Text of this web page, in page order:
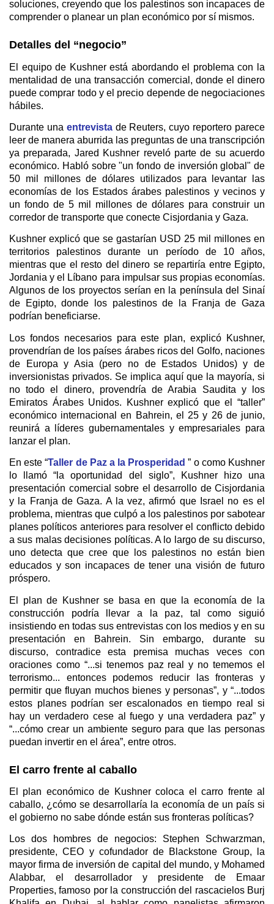
soluciones, creyendo que los palestinos son incapaces de
comprender o planear un plan económico por sí mismos.
Detalles del “negocio”
El equipo de Kushner está abordando el problema con la
mentalidad de una transacción comercial, donde el dinero
puede comprar todo y el precio depende de negociaciones
hábiles.
Durante una entrevistade Reuters, cuyo reportero parece
leer de manera aburrida las preguntas de una transcripción
ya preparada, Jared Kushner reveló parte de su acuerdo
económico. Habló sobre "un fondo de inversión global" de
50 mil millones de dólares utilizados para levantar las
economías de los Estados árabes palestinos y vecinos y
un fondo de 5 mil millones de dólares para construir un
corredor de transporte que conecte Cisjordania y Gaza.
Kushner explicó que se gastarían USD 25 mil millones en
territorios palestinos durante un período de 10 años,
mientras que el resto del dinero se repartiría entre Egipto,
Jordania y el Líbano para impulsar sus propias economías.
Algunos de los proyectos serían en la península del Sinaí
de Egipto, donde los palestinos de la Franja de Gaza
podrían beneficiarse.
Los fondos necesarios para este plan, explicó Kushner,
provendrían de los países árabes ricos del Golfo, naciones
de Europa y Asia (pero no de Estados Unidos) y de
inversionistas privados. Se implica aquí que la mayoría, si
no todo el dinero, provendría de Arabia Saudita y los
Emiratos Árabes Unidos. Kushner explicó que el “taller”
económico internacional en Bahrein, el 25 y 26 de junio,
reunirá a líderes gubernamentales y empresariales para
lanzar el plan.
En este “Taller de Paz a la Prosperidad ” o como Kushner
lo llamó “la oportunidad del siglo”, Kushner hizo una
presentación comercial sobre el desarrollo de Cisjordania
y la Franja de Gaza. A la vez, afirmó que Israel no es el
problema, mientras que culpó a los palestinos por sabotear
planes políticos anteriores para resolver el conflicto debido
a sus malas decisiones políticas. A lo largo de su discurso,
uno detecta que cree que los palestinos no están bien
educados y son incapaces de tener una visión de futuro
próspero.
El plan de Kushner se basa en que la economía de la
construcción podría llevar a la paz, tal como siguió
insistiendo en todas sus entrevistas con los medios y en su
presentación en Bahrein. Sin embargo, durante su
discurso, contradice esta premisa muchas veces con
oraciones como “...si tenemos paz real y no tememos el
terrorismo... entonces podemos reducir las fronteras y
permitir que fluyan muchos bienes y personas”, y “...todos
estos planes podrían ser escalonados en tiempo real si
hay un verdadero cese al fuego y una verdadera paz” y
“...cómo crear un ambiente seguro para que las personas
puedan invertir en el área”, entre otros.
El carro frente al caballo
El plan económico de Kushner coloca el carro frente al
caballo, ¿cómo se desarrollaría la economía de un país si
el gobierno no sabe dónde están sus fronteras políticas?
Los dos hombres de negocios: Stephen Schwarzman,
presidente, CEO y cofundador de Blackstone Group, la
mayor firma de inversión de capital del mundo, y Mohamed
Alabbar, el desarrollador y presidente de Emaar
Properties, famoso por la construcción del rascacielos Burj